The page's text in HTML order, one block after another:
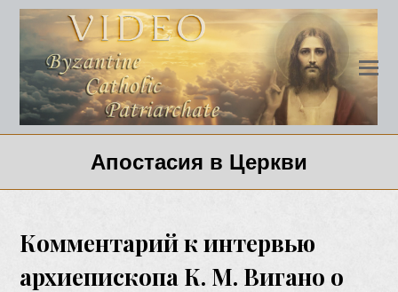
Апостасия в Церкви
Комментарий к интервью
архиепископа К. М. Вигано о